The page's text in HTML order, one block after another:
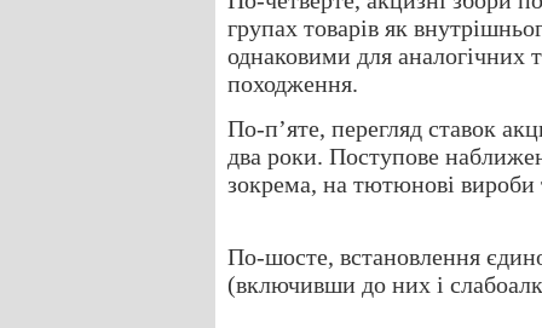
групах товарів як
однаковими для аналогічних
походження.
По-п’яте, перегляд ставок
два роки. Поступове
зокрема, на тютюнові вироби
По-шосте, встановлення
(включивши до них і